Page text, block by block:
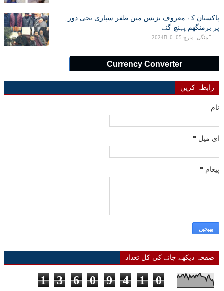
پاکستان کے معروف بزنس مین ظفر سپاری نجی دورہ
پر برمنگھم پہنچ گئے
منگل, مارچ 05, 2024 0
Currency Converter
رابطہ کریں
نام
ای میل *
پیغام *
صفحہ دیکھے جانے کی کل تعداد
1 3 6 0 9 4 1 0